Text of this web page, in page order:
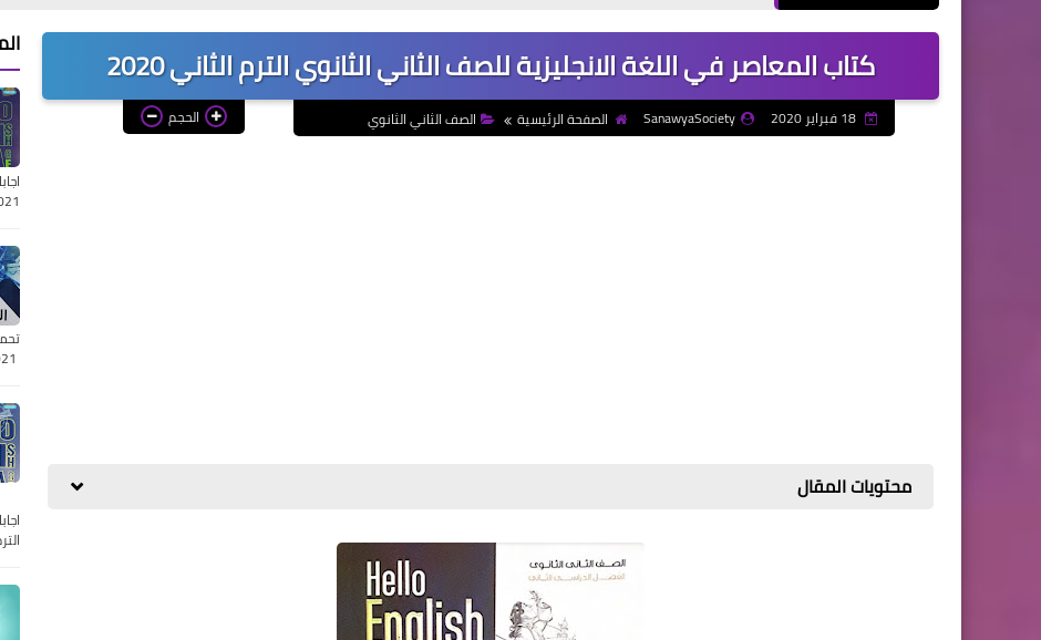
كتاب المعاصر في اللغة الانجليزية للصف الثاني الثانوي الترم الثاني 2020
18 فبراير 2020 SanawyaSociety الصفحة الرئيسية الصف الثاني الثانوي الحجم
محتويات المقال
2021 يقدم موقع
الترم الاول